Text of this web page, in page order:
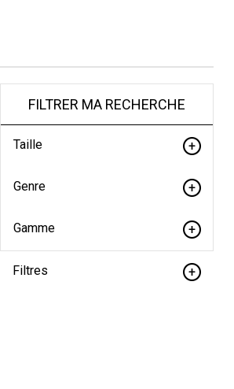
FILTRER MA RECHERCHE
Taille
Genre
Gamme
Filtres